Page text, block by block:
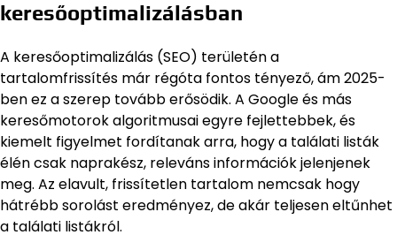
keresőoptimalizálásban
A keresőoptimalizálás (SEO) területén a
tartalomfrissítés már régóta fontos tényező, ám 2025-
ben ez a szerep tovább erősödik. A Google és más
keresőmotorok algoritmusai egyre fejlettebbek, és
kiemelt figyelmet fordítanak arra, hogy a találati listák
élén csak naprakész, releváns információk jelenjenek
meg. Az elavult, frissítetlen tartalom nemcsak hogy
hátrébb sorolást eredményez, de akár teljesen eltűnhet
a találati listákról.